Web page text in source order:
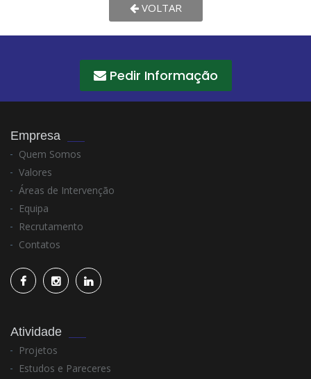
VOLTAR
Pedir Informação
Empresa
Quem Somos
Valores
Áreas de Intervenção
Equipa
Recrutamento
Contatos
Atividade
Projetos
Estudos e Pareceres